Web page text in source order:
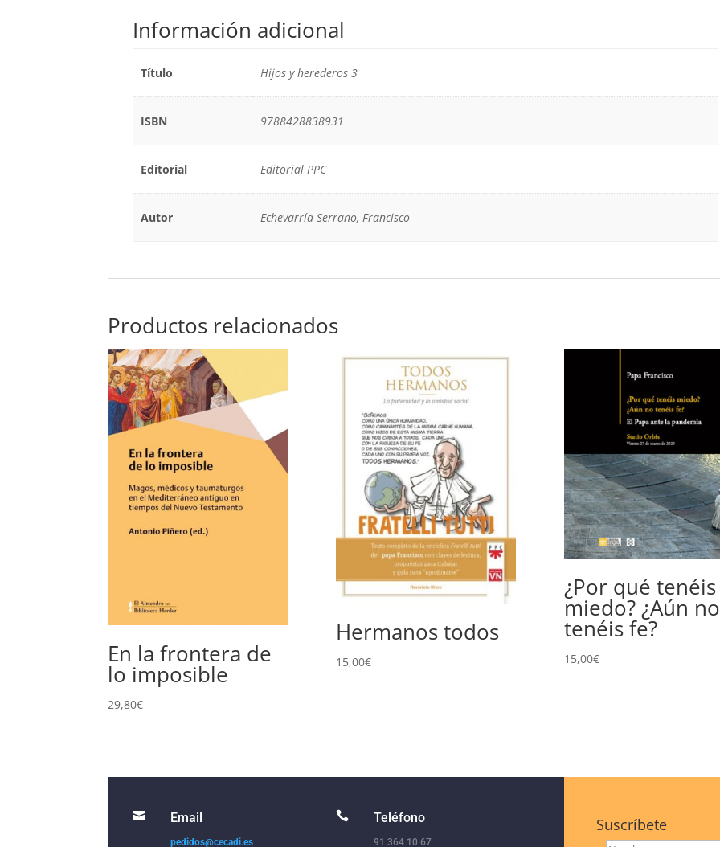
Información adicional
Título Hijos y herederos 3
ISBN 9788428838931
Editorial Editorial PPC
Autor Echevarría Serrano, Francisco
Productos relacionados
En la frontera de
lo imposible
29,80€
Hermanos todos
15,00€
¿Por qué tenéis
miedo? ¿Aún no
tenéis fe?
15,00€
 Email
pedidos@cecadi.es
 Teléfono
91 364 10 67
Suscríbete